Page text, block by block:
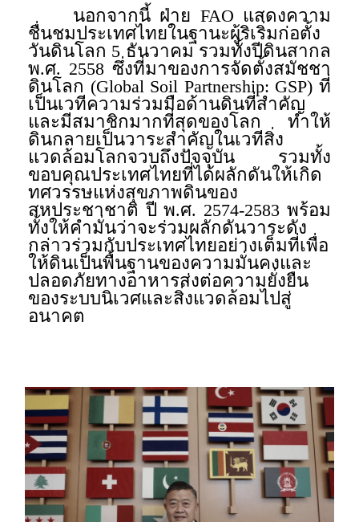
นอกจากนี้ ฝ่าย FAO แสดงความ
ชื่นชมประเทศไทยในฐานะผู้ริเริ่มก่อตั้ง
วันดินโลก 5 ธันวาคม รวมทั้งปีดินสากล
พ.ศ. 2558 ซึ่งที่มาของการจัดตั้งสมัชชา
ดินโลก (Global Soil Partnership: GSP) ที่
เป็นเวทีความร่วมมือด้านดินที่สำคัญ
และมีสมาชิกมากที่สุดของโลก ทำให้
ดินกลายเป็นวาระสำคัญในเวทีสิ่ง
แวดล้อมโลกจวบถึงปัจจุบัน รวมทั้ง
ขอบคุณประเทศไทยที่ได้ผลักดันให้เกิด
ทศวรรษแห่งสุขภาพดินของ
สหประชาชาติ ปี พ.ศ. 2574-2583 พร้อม
ทั้งให้คำมั่นว่าจะร่วมผลักดันวาระดัง
กล่าวร่วมกับประเทศไทยอย่างเต็มที่เพื่อ
ให้ดินเป็นพื้นฐานของความมั่นคงและ
ปลอดภัยทางอาหารส่งต่อความยั่งยืน
ของระบบนิเวศและสิ่งแวดล้อมไปสู่
อนาคต